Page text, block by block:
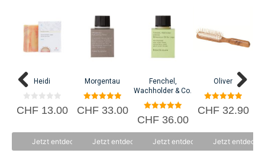
Heidi
0
v
CHF13.00
Jetzt entdecken
Morgentau
5.00
von 5
CHF33.00
Jetzt entdecken
Fenchel,
Wachholder & Co.
5.00
von 5
CHF36.00
Jetzt entdecken
Oliver
5.00
von 5
CHF32.90
Jetzt